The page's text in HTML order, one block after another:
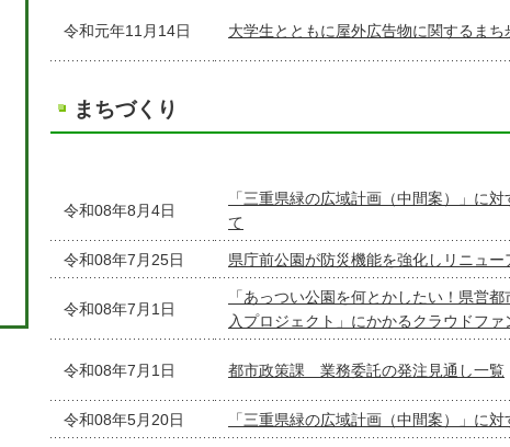
令和元年11月14日 大学生とともに屋外広告物に関するまち
まちづくり
令和08年8月4日
「三重県緑の広域計画（中間案）」に
て
令和08年7月25日 県庁前公園が防災機能を強化しリニュ
令和08年7月1日
「あっつい公園を何とかしたい！県営
入プロジェクト」にかかるクラウドフ
令和08年7月1日 都市政策課 業務委託の発注見通し一覧
令和08年5月20日 「三重県緑の広域計画（中間案）」に